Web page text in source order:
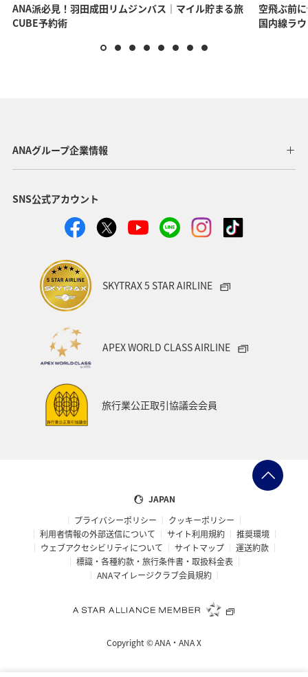
ANA派必見！羽田成田リムジンバス｜マイル貯まる旅
CUBE予約術
空飛ぶ前
国内線ラ
ANAグループ企業情報
SNS公式アカウント
SKYTRAX 5 STAR AIRLINE
APEX WORLD CLASS AIRLINE
旅行業公正取引協議会会員
JAPAN
プライバシーポリシー
クッキーポリシー
利用者情報の外部送信について
サイト利用規約
推奨環境
ウェブアクセシビリティについて
サイトマップ
運送約款
標識・各種約款・旅行条件書・取扱料金表
ANAマイレージクラブ会員規約
Copyright ©ANA・ANA X